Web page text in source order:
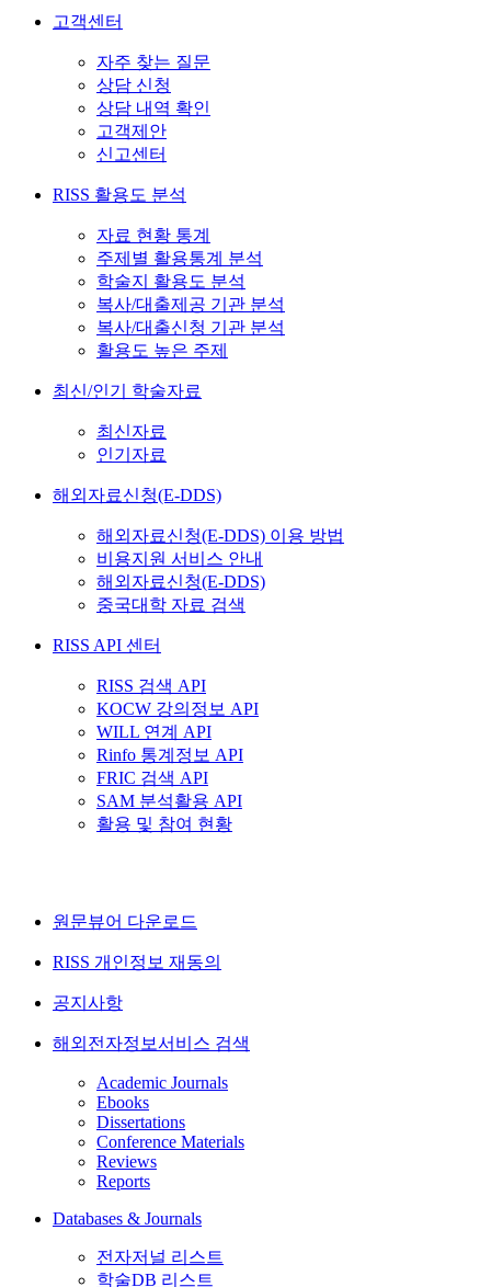
고객센터
자주 찾는 질문
상담 신청
상담 내역 확인
고객제안
신고센터
RISS 활용도 분석
자료 현황 통계
주제별 활용통계 분석
학술지 활용도 분석
복사/대출제공 기관 분석
복사/대출신청 기관 분석
활용도 높은 주제
최신/인기 학술자료
최신자료
인기자료
해외자료신청(E-DDS)
해외자료신청(E-DDS) 이용 방법
비용지원 서비스 안내
해외자료신청(E-DDS)
중국대학 자료 검색
RISS API 센터
RISS 검색 API
KOCW 강의정보 API
WILL 연계 API
Rinfo 통계정보 API
FRIC 검색 API
SAM 분석활용 API
활용 및 참여 현황
원문뷰어 다운로드
RISS 개인정보 재동의
공지사항
해외전자정보서비스 검색
Academic Journals
Ebooks
Dissertations
Conference Materials
Reviews
Reports
Databases & Journals
전자저널 리스트
학술DB 리스트